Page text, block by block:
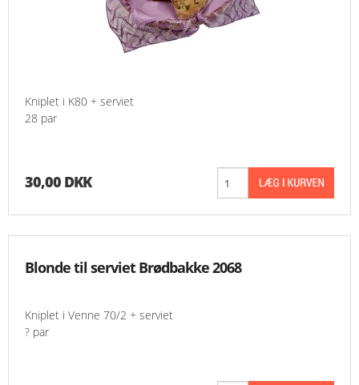
Kniplet i K80 + serviet
28 par
30,00 DKK
Blonde til serviet Brødbakke 2068
Kniplet i Venne 70/2 + serviet
? par